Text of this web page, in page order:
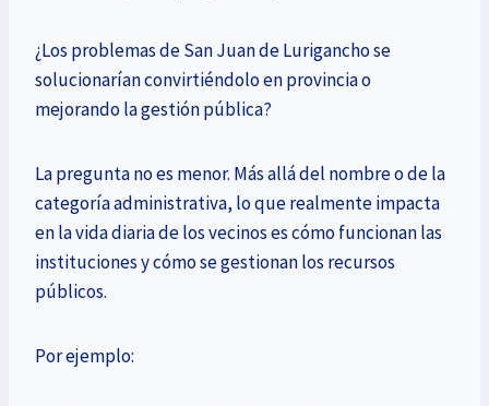
¿Los problemas de San Juan de Lurigancho se
solucionarían convirtiéndolo en provincia o
mejorando la gestión pública?
La pregunta no es menor. Más allá del nombre o de la
categoría administrativa, lo que realmente impacta
en la vida diaria de los vecinos es cómo funcionan las
instituciones y cómo se gestionan los recursos
públicos.
Por ejemplo: